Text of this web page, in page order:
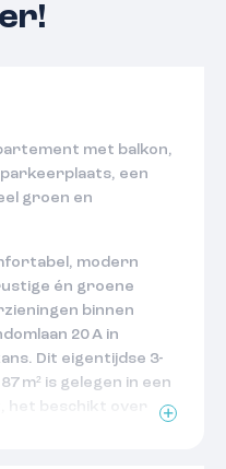
met balkon,
parkeerplaats, een
groen en
modern
én groene
binnen
20 A in
Dit eigentijdse 3-
m² is gelegen in een
het beschikt over